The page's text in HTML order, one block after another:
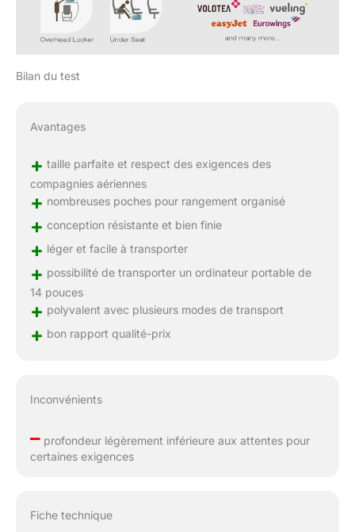
Bilan du test
Avantages
+ taille parfaite et respect des exigences des
compagnies aériennes
+ nombreuses poches pour rangement organisé
+ conception résistante et bien finie
+ léger et facile à transporter
+ possibilité de transporter un ordinateur portable de
14 pouces
+ polyvalent avec plusieurs modes de transport
+ bon rapport qualité-prix
Inconvénients
–profondeur légèrement inférieure aux attentes pour
certaines exigences
Fiche technique